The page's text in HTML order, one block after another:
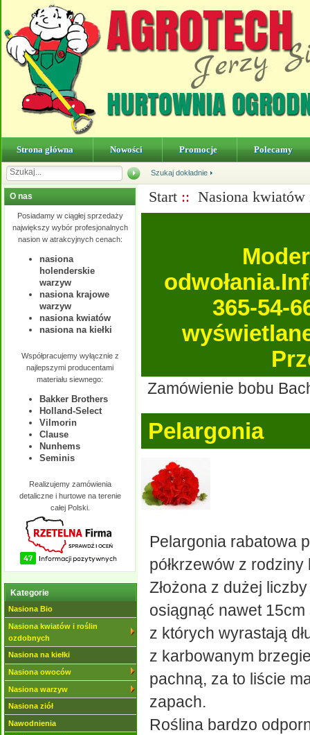
Strona główna Nowości Promocje Polecamy
Szukaj dokładnie
O nas
Posiadamy w ciągłej sprzedaży
największy wybór profesjonalnych
nasion w atrakcyjnych cenach:
nasiona
holenderskie
warzyw
nasiona krajowe
warzyw
nasiona kwiatów
nasiona na kiełki
Współpracujemy wyłącznie z
najlepszymi producentami
materiału siewnego:
Bakker Brothers
Holland-Select
Vilmorin
Clause
Nunhems
Seminis
Realizujemy zamówienia
detaliczne i hurtowe na terenie
całej Polski.
Kategorie
Nasiona Bio
Nasiona kwiatów i roślin
ozdobnych
Nasiona na kiełki
Nasiona owoców
Nasiona warzyw
Nasiona ziół
Nawodnienia
Start:: Nasiona
365-54-
Zamówienie bobu
Pelargonia
Pelargonia rabatowa
półkrzewów z
Złożona z dużej
osiągnąć nawet
z których wyrastają
z karbowanym
pachną, za to liście
zapach.
Roślina bardzo